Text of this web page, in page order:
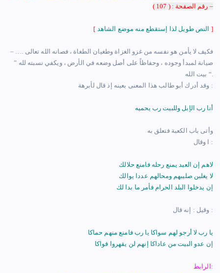
– رقم الصفحة : ( 107 )
[ ]
– …. فكيف لا يأمن هو نفسه من غزو الغزاة وطغيان الطغاة ، فصانه الله تعالى
صيانة لمبدأ وجوده ، وحفاظاً على أصل وضعه في الأرض ، ويكفي نسبته لله ”
بيت الله “.
وقد أدرك أبو طالب هذا المعنى بعينه إذ قال لأبرهة :
أنا رب الإبل وللبيت رب يحميه
وأتى باب الكعبة فتعلق به
ا وقال :
لاهم إن العبد يمنع رحله فامنع حلالك
لا يغلبن صليبهم ومحالهم عددا يوالك
إن يدخلوا البلد الحرام فأمر ما بدا لك
وقيل : إنه قال :
يا رب لا أرجو لهم سواكا يا رب فامنع منهم حماكا
إن عدو البيت من عاداكا إنهم لن يقهروا قواكا
الرابط: